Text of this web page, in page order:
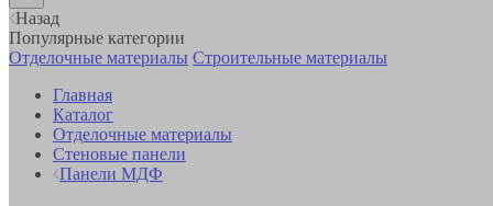
Назад
Популярные категории
Отделочные материалы Строительные материалы
Главная
Каталог
Отделочные материалы
Стеновые панели
Панели МДФ